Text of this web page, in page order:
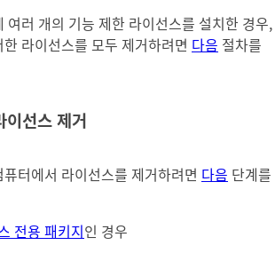
여러 개의 기능 제한 라이선스를 설치한 경우,
라이선스를 모두 제거하려면 다음 절차를
이선스 제거
터에서 라이선스를 제거하려면 다음 단계를
전용 패키지인 경우